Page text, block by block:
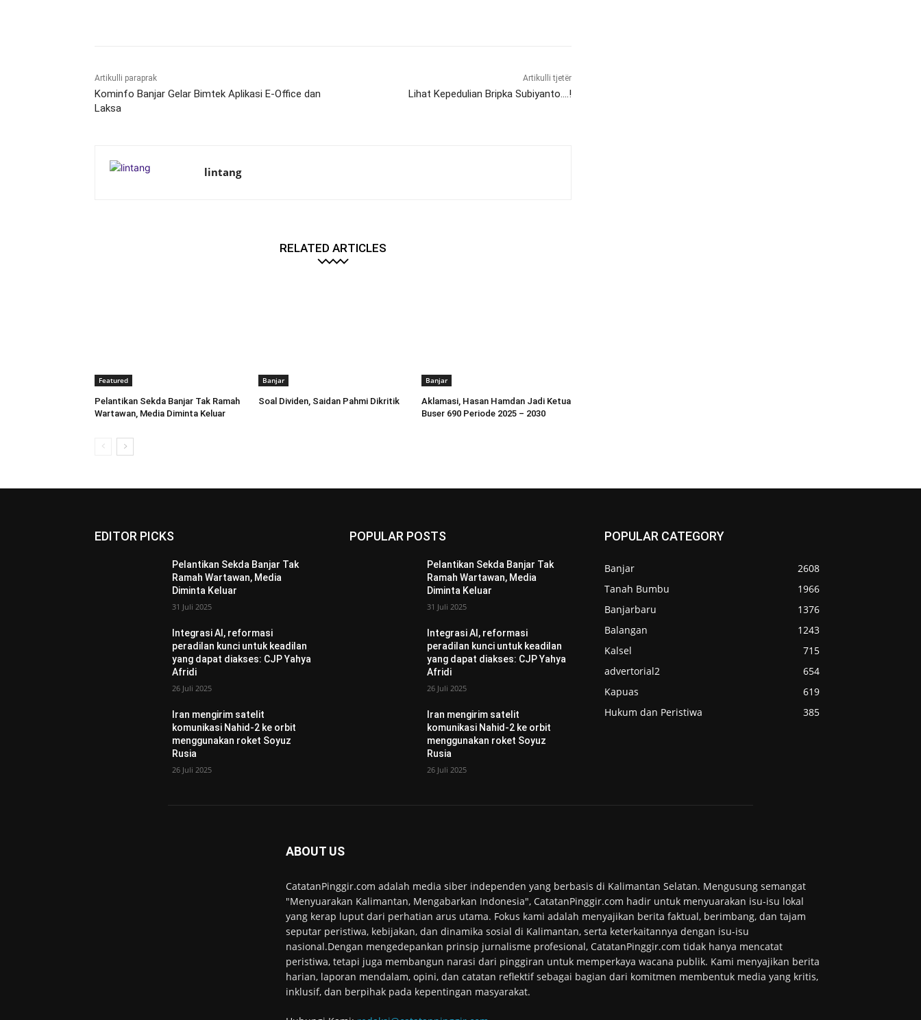
Artikulli paraprak
Kominfo Banjar Gelar Bimtek Aplikasi E-Office dan
Laksa
Artikulli tjetër
Lihat Kepedulian Bripka Subiyanto….!
lintang
RELATED ARTICLES
Featured
Pelantikan Sekda Banjar Tak Ramah
Wartawan, Media Diminta Keluar
Banjar
Soal Dividen, Saidan Pahmi Dikritik
Banjar
Aklamasi, Hasan Hamdan Jadi Ketua
Buser 690 Periode 2025 – 2030
EDITOR PICKS
Pelantikan Sekda Banjar Tak
Ramah Wartawan, Media
Diminta Keluar
31 Juli 2025
Integrasi AI, reformasi
peradilan kunci untuk keadilan
yang dapat diakses: CJP Yahya
Afridi
26 Juli 2025
Iran mengirim satelit
komunikasi Nahid-2 ke orbit
menggunakan roket Soyuz
Rusia
26 Juli 2025
POPULAR POSTS
Pelantikan Sekda Banjar Tak
Ramah Wartawan, Media
Diminta Keluar
31 Juli 2025
Integrasi AI, reformasi
peradilan kunci untuk keadilan
yang dapat diakses: CJP Yahya
Afridi
26 Juli 2025
Iran mengirim satelit
komunikasi Nahid-2 ke orbit
menggunakan roket Soyuz
Rusia
26 Juli 2025
POPULAR CATEGORY
Banjar
2608
Tanah Bumbu
1966
Banjarbaru
1376
Balangan
1243
Kalsel
715
advertorial2
654
Kapuas
619
Hukum dan Peristiwa
385
ABOUT US
CatatanPinggir.com adalah media siber independen yang berbasis di Kalimantan Selatan. Mengusung semangat
"Menyuarakan Kalimantan, Mengabarkan Indonesia", CatatanPinggir.com hadir untuk menyuarakan isu-isu lokal
yang kerap luput dari perhatian arus utama. Fokus kami adalah menyajikan berita faktual, berimbang, dan tajam
seputar peristiwa, kebijakan, dan dinamika sosial di Kalimantan, serta keterkaitannya dengan isu-isu
nasional.Dengan mengedepankan prinsip jurnalisme profesional, CatatanPinggir.com tidak hanya mencatat
peristiwa, tetapi juga membangun narasi dari pinggiran untuk memperkaya wacana publik. Kami menyajikan berita
harian, laporan mendalam, opini, dan catatan reflektif sebagai bagian dari komitmen membentuk media yang kritis,
inklusif, dan berpihak pada kepentingan masyarakat.